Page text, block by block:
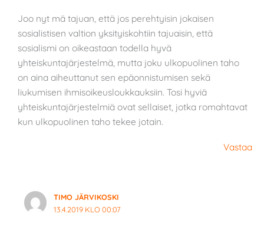
Joo nyt mä tajuan, että jos perehtyisin jokaisen
sosialistisen valtion yksityiskohtiin tajuaisin, että
sosialismi on oikeastaan todella hyvä
yhteiskuntajärjestelmä, mutta joku ulkopuolinen taho
on aina aiheuttanut sen epäonnistumisen sekä
liukumisen ihmisoikeusloukkauksiin. Tosi hyviä
yhteiskuntajärjestelmiä ovat sellaiset, jotka romahtavat
kun ulkopuolinen taho tekee jotain.
Vastaa
TIMO JÄRVIKOSKI
13.4.2019 KLO 00:07